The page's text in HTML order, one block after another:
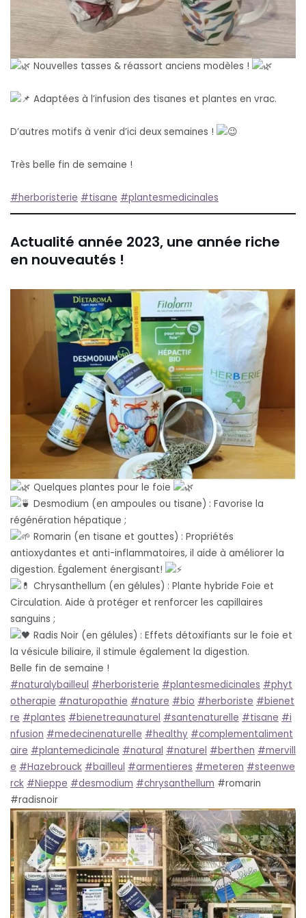
Nouvelles tasses & réassort anciens modèles !
Adaptées à l’infusion des tisanes et plantes en vrac.
D’autres motifs à venir d’ici deux semaines !
Très belle fin de semaine !
#herboristerie #tisane #plantesmedicinales
Actualité année 2023, une année riche
en nouveautés !
Quelques plantes pour le foie
Desmodium (en ampoules ou tisane) : Favorise la
régénération hépatique ;
Romarin (en tisane et gouttes) : Propriétés
antioxydantes et anti-inflammatoires, il aide à améliorer la
digestion. Également énergisant!
Chrysanthellum (en gélules) : Plante hybride Foie et
Circulation. Aide à protéger et renforcer les capillaires
sanguins ;
Radis Noir (en gélules) : Effets détoxifiants sur le foie et
la vésicule biliaire, il stimule également la digestion.
Belle fin de semaine !
#naturalybailleul #herboristerie #plantesmedicinales #phyt
otherapie #naturopathie #nature #bio #herboriste #bienet
re #plantes #bienetreaunaturel #santenaturelle #tisane #i
nfusion #medecinenaturelle #healthy #complementaliment
aire #plantemedicinale #natural #naturel #berthen #mervill
e #Hazebrouck #bailleul #armentieres #meteren #steenwe
rck #Nieppe #desmodium #chrysanthellum #romarin
#radisnoir